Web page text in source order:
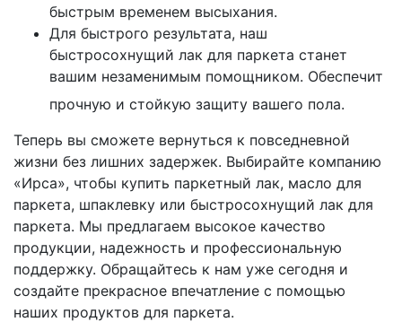
быстрым временем высыхания.
Для быстрого результата, наш
быстросохнущий лак для паркета станет
вашим незаменимым помощником. Обеспечит
прочную и стойкую защиту вашего пола.
Теперь вы сможете вернуться к повседневной
жизни без лишних задержек. Выбирайте компанию
«Ирса», чтобы купить паркетный лак, масло для
паркета, шпаклевку или быстросохнущий лак для
паркета. Мы предлагаем высокое качество
продукции, надежность и профессиональную
поддержку. Обращайтесь к нам уже сегодня и
создайте прекрасное впечатление с помощью
наших продуктов для паркета.